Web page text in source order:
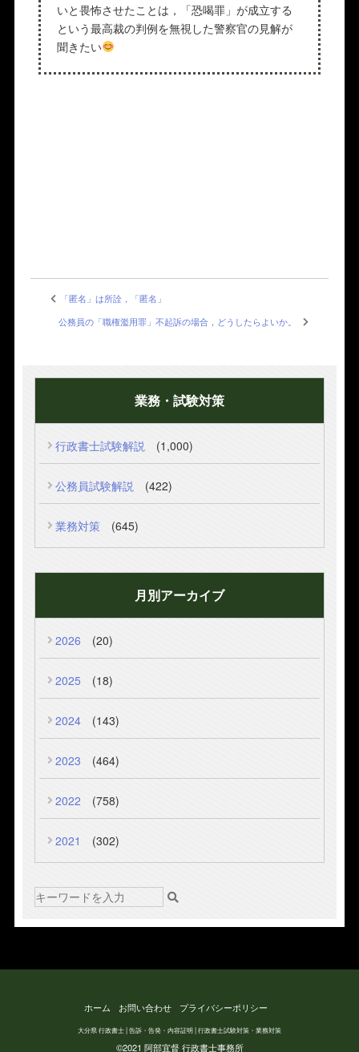
いと畏怖させたことは，「恐喝罪」が成立する
という最高裁の判例を無視した警察官の見解が
聞きたい
「匿名」は所詮，「匿名」
公務員の「職権濫用罪」不起訴の場合，どうしたらよいか。
業務・試験対策
行政書士試験解説 (1,000)
公務員試験解説 (422)
業務対策 (645)
月別アーカイブ
2026 (20)
2025 (18)
2024 (143)
2023 (464)
2022 (758)
2021 (302)
ホーム お問い合わせ プライバシーポリシー
大分県 行政書士 | 告訴・告発・内容証明 | 行政書士試験対策・業務対策
©2021 阿部宜督 行政書士事務所